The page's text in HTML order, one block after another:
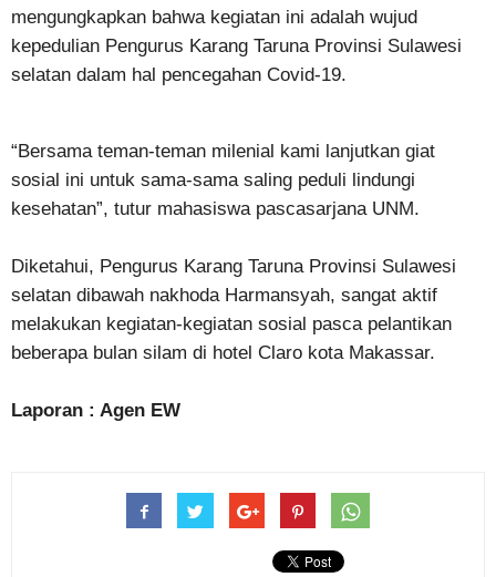
mengungkapkan bahwa kegiatan ini adalah wujud
kepedulian Pengurus Karang Taruna Provinsi Sulawesi
selatan dalam hal pencegahan Covid-19.
“Bersama teman-teman milenial kami lanjutkan giat
sosial ini untuk sama-sama saling peduli lindungi
kesehatan”, tutur mahasiswa pascasarjana UNM.
Diketahui, Pengurus Karang Taruna Provinsi Sulawesi
selatan dibawah nakhoda Harmansyah, sangat aktif
melakukan kegiatan-kegiatan sosial pasca pelantikan
beberapa bulan silam di hotel Claro kota Makassar.
Laporan : Agen EW